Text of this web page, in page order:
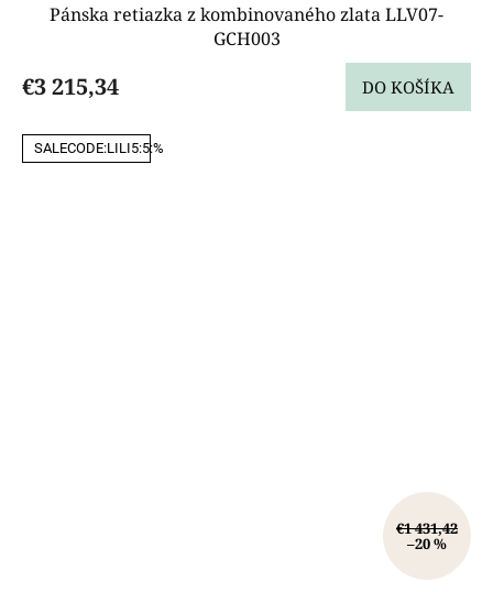
Pánska retiazka z kombinovaného zlata LLV07-
GCH003
€3 215,34 DO KOŠÍKA
SALECODE:LILI5:5:%
€1 431,42
–20 %